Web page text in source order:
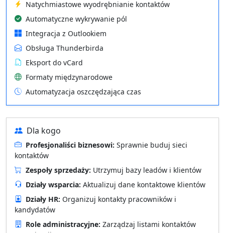
Natychmiastowe wyodrębnianie kontaktów
Automatyczne wykrywanie pól
Integracja z Outlookiem
Obsługa Thunderbirda
Eksport do vCard
Formaty międzynarodowe
Automatyzacja oszczędzająca czas
Dla kogo
Profesjonaliści biznesowi: Sprawnie buduj sieci
kontaktów
Zespoły sprzedaży: Utrzymuj bazy leadów i klientów
Działy wsparcia: Aktualizuj dane kontaktowe klientów
Działy HR: Organizuj kontakty pracowników i
kandydatów
Role administracyjne: Zarządzaj listami kontaktów